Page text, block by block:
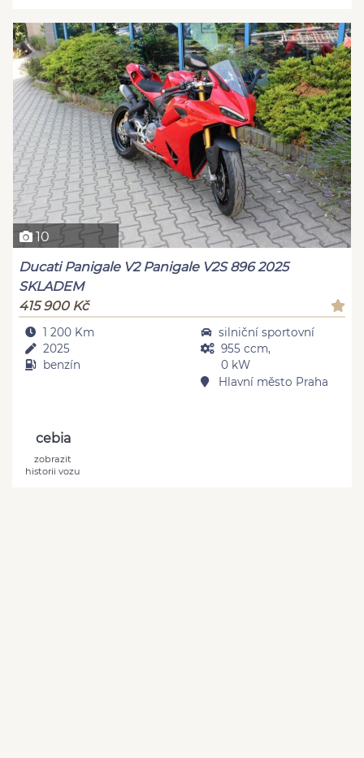
10
Ducati Panigale V2 Panigale V2S 896 2025
SKLADEM
415 900 Kč
1 200 Km
2025
benzín
silniční sportovní
955 ccm,
0 kW
Hlavní město Praha
cebia
zobrazit
historii vozu